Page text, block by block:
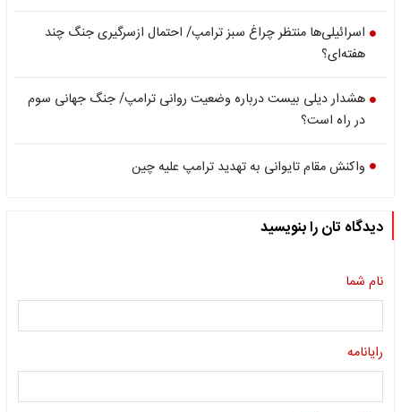
اسرائیلی‌ها منتظر چراغ سبز ترامپ/ احتمال ازسرگیری جنگ چند
هفته‌ای؟
هشدار دیلی بیست درباره وضعیت روانی ترامپ/ جنگ جهانی سوم
در راه است؟
واکنش مقام تایوانی به تهدید ترامپ علیه چین
دیدگاه تان را بنویسید
نام شما
رایانامه